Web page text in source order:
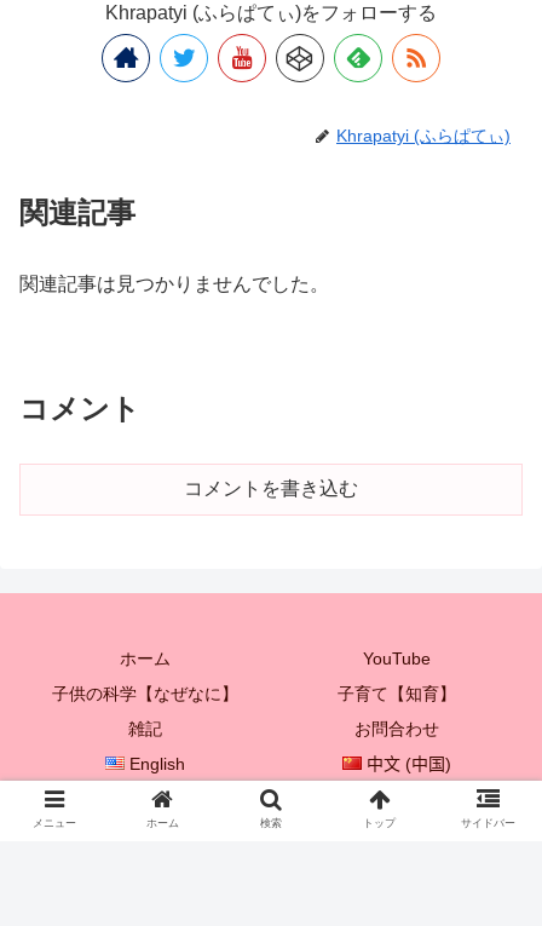
Khrapatyi (ふらぱてぃ)をフォローする
Khrapatyi (ふらぱてぃ)
関連記事
関連記事は見つかりませんでした。
コメント
コメントを書き込む
ホーム
YouTube
子供の科学【なぜなに】
子育て【知育】
雑記
お問合わせ
English
中文 (中国)
한국어
メニュー ホーム 検索 トップ サイドバー